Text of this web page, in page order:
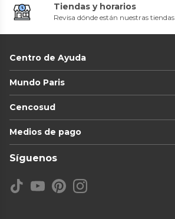
Tiendas y horarios
Revisa dónde están nuestras tiendas
Centro de Ayuda
Mundo Paris
Cencosud
Medios de pago
Síguenos